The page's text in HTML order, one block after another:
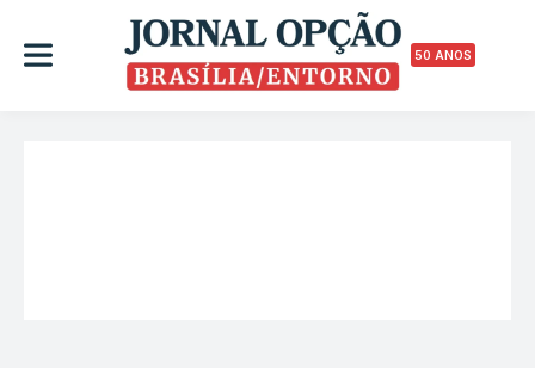
50 ANOS